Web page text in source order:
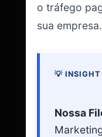
o tráfego
sua empresa.
💡 INSIGHT
Nossa